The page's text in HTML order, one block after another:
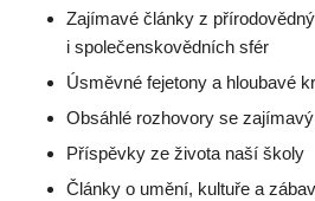
Zajímavé články z
i společenskovědních sfér
Úsměvné fejetony a hloubavé
Obsáhlé rozhovory se
Příspěvky ze života naší školy
Články o umění, kultuře a